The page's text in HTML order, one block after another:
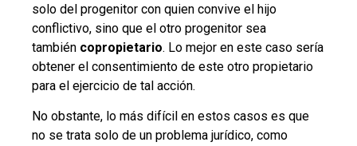
solo del progenitor con quien convive el hijo
conflictivo, sino que el otro progenitor sea
también copropietario. Lo mejor en este caso sería
obtener el consentimiento de este otro propietario
para el ejercicio de tal acción.
No obstante, lo más difícil en estos casos es que
no se trata solo de un problema jurídico, como